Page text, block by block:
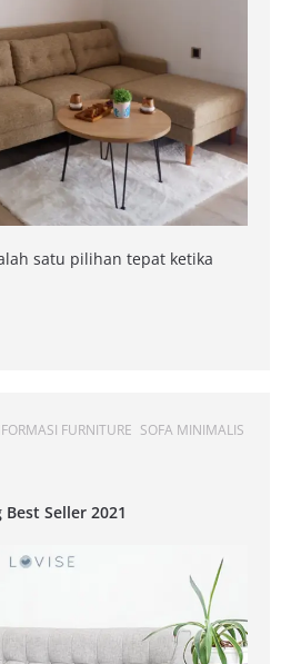
satu pilihan tepat ketika
FURNITURE SOFA MINIMALIS
Seller 2021